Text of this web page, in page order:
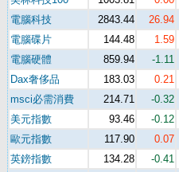
電腦科技
2843.44 26.94
電腦碟片
144.48 1.59
電腦硬體
859.94 -1.11
Dax奢侈品
183.03 0.21
msci必需消費
214.71 -0.32
美元指數
93.46 -0.12
歐元指數
117.90 0.07
英鎊指數
134.28 -0.41